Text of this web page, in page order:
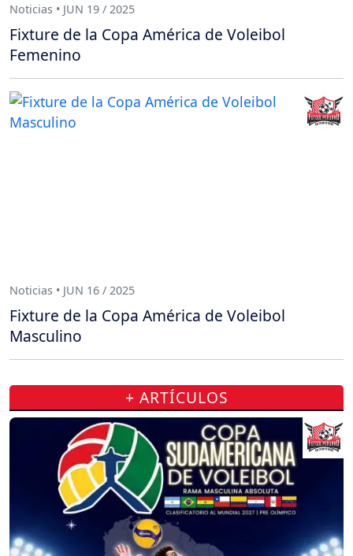
Noticias • JUN 19 / 2025
Fixture de la Copa América de Voleibol
Femenino
Noticias • JUN 16 / 2025
Fixture de la Copa América de Voleibol
Masculino
+ ARTÍCULOS